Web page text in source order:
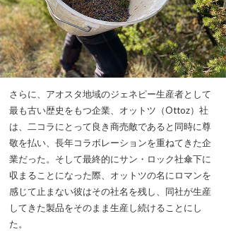
さらに、アオスタ地域のジェネピー生産者として
最も古い歴史をもつ企業、オットツ（Ottoz）社
は、二コラにとって良き商売敵であると同時に尊
敬を払い、長年コラボレーションを重ねてきた企
業だった。そして最終的にサン・ロック社傘下に
収まることになった際、オットツの名にロマンを
感じて止まない彼はその社名を残し、同社が生産
してきた製品をそのまま生産し続けることにし
た。